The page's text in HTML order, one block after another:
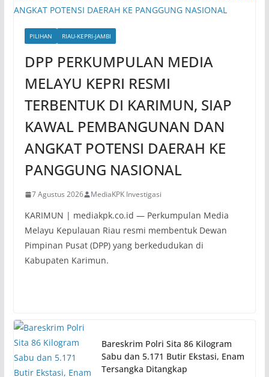
PILIHAN RIAU-KEPRI-JAMBI
DPP PERKUMPULAN MEDIA
MELAYU KEPRI RESMI
TERBENTUK DI KARIMUN, SIAP
KAWAL PEMBANGUNAN DAN
ANGKAT POTENSI DAERAH KE
PANGGUNG NASIONAL
7 Agustus 2026 MediaKPK Investigasi
KARIMUN | mediakpk.co.id — Perkumpulan Media
Melayu Kepulauan Riau resmi membentuk Dewan
Pimpinan Pusat (DPP) yang berkedudukan di
Kabupaten Karimun.
Bareskrim Polri Sita 86 Kilogram
Sabu dan 5.171 Butir Ekstasi, Enam
Tersangka Ditangkap